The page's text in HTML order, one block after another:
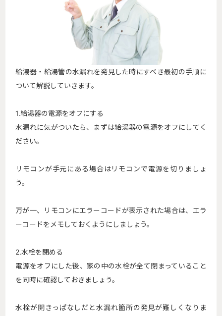
給湯器・給湯管の水漏れを発見した時にすべき最初の手順に
ついて解説していきます。
1.給湯器の電源をオフにする
水漏れに気がついたら、まずは給湯器の電源をオフにしてく
ださい。
リモコンが手元にある場合はリモコンで電源を切りましょ
う。
万が一、リモコンにエラーコードが表示された場合は、エラ
ーコードをメモしておくようにしましょう。
2.水栓を閉める
電源をオフにした後、家の中の水栓が全て閉まっていること
を同時に確認しておきましょう。
水栓が開きっぱなしだと水漏れ箇所の発見が難しくなりま